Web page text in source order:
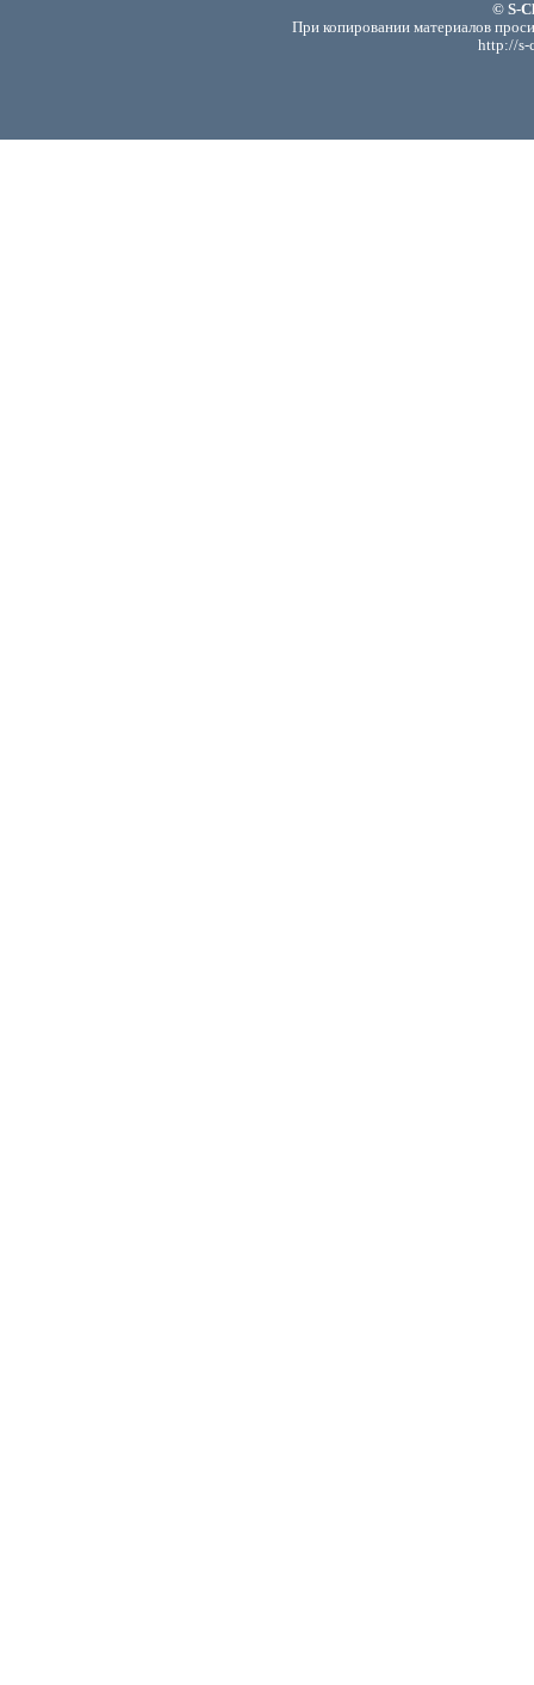
© S-
При копировании материалов
http://s-